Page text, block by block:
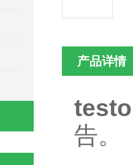
产品详情
告。